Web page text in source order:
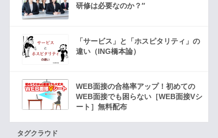
研修は必要なのか？″
「サービス」と「ホスピタリティ」の
違い（ING橋本論）
WEB面接の合格率アップ！初めての
WEB面接でも困らない［WEB面接Vシ
ート］無料配布
タグクラウド